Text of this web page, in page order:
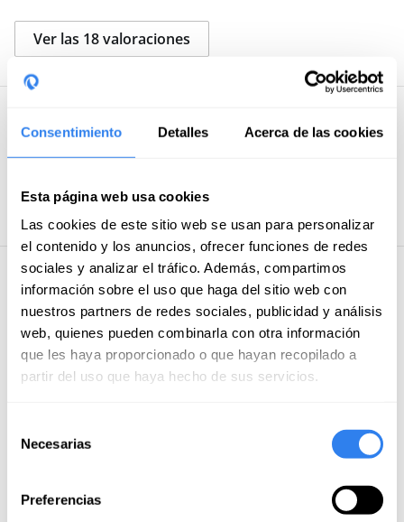
Consentimiento Detalles Acerca de las cookies
Esta página web usa cookies
Las cookies de este sitio web se usan para personalizar
el contenido y los anuncios, ofrecer funciones de redes
sociales y analizar el tráfico. Además, compartimos
información sobre el uso que haga del sitio web con
nuestros partners de redes sociales, publicidad y análisis
web, quienes pueden combinarla con otra información
que les haya proporcionado o que hayan recopilado a
partir del uso que haya hecho de sus servicios.
Necesarias
Preferencias
Ver las 18 valoraciones
Preguntas y respuestas de usuarios
esta actividad
Próximas fechas
13 Ago de 09:00 a 15:00
Confirmada, queda 1 plaza
125 € Reservar